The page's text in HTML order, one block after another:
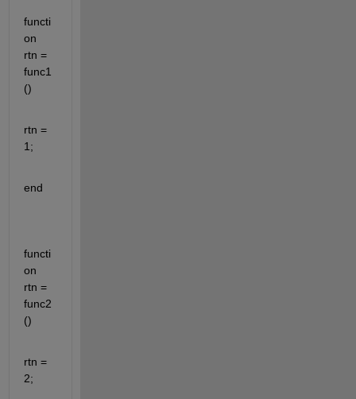
functi
on
rtn =
func1
()
rtn =
1;
end
functi
on
rtn =
func2
()
rtn =
2;